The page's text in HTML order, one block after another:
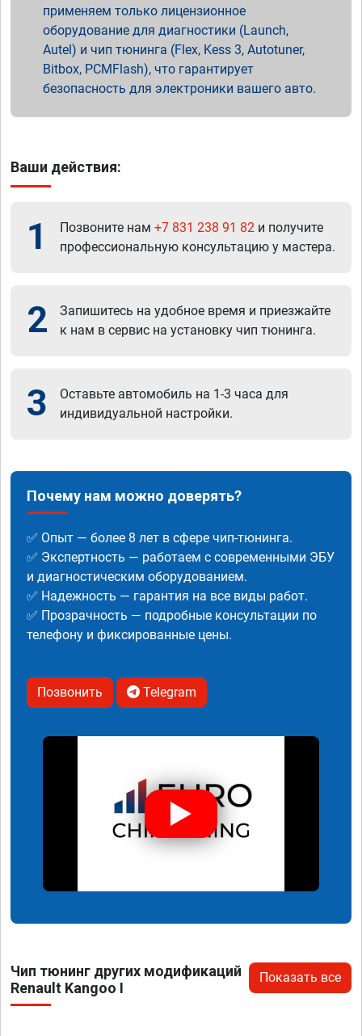
применяем только лицензионное
оборудование для диагностики (Launch,
Autel) и чип тюнинга (Flex, Kess 3, Autotuner,
Bitbox, PCMFlash), что гарантирует
безопасность для электроники вашего авто.
Ваши действия:
1 Позвоните нам +7 831 238 91 82 и получите
профессиональную консультацию у мастера.
2
Запишитесь на удобное время и приезжайте
к нам в сервис на установку чип тюнинга.
3
Оставьте автомобиль на 1-3 часа для
индивидуальной настройки.
Почему нам можно доверять?
✅ Опыт — более 8 лет в сфере чип-тюнинга.
✅ Экспертность — работаем с современными ЭБУ
и диагностическим оборудованием.
✅ Надежность — гарантия на все виды работ.
✅ Прозрачность — подробные консультации по
телефону и фиксированные цены.
Позвонить Telegram
Чип тюнинг других модификаций
Renault Kangoo I
Показать все